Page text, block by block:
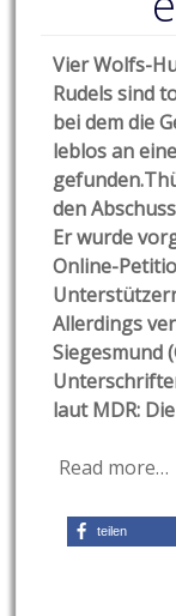
Vier Wolfs-
Rudels sind
bei dem die
leblos an
den
Er wurde
Online-
Allerdings
Siegesmund
laut MDR:
Read
teilen